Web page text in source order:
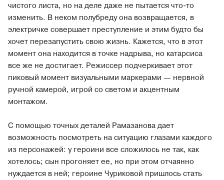
чистого листа, но на деле даже не пытается что-то
изменить. В неком полубреду она возвращается, в
электричке совершает преступление и этим будто бы
хочет перезапустить свою жизнь. Кажется, что в этот
момент она находится в точке надрыва, но катарсиса
все же не достигает. Режиссер подчеркивает этот
пиковый момент визуальными маркерами — нервной
ручной камерой, игрой со светом и акцентным
монтажом.
С помощью точных деталей Рамазанова дает
возможность посмотреть на ситуацию глазами каждого
из персонажей: у героини все сложилось не так, как
хотелось; сын прогоняет ее, но при этом отчаянно
нуждается в ней; героине Чуриковой пришлось стать